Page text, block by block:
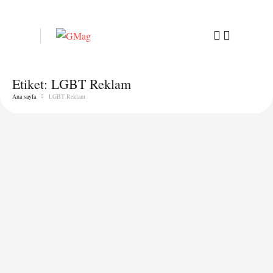
Etiket: LGBT Reklam
Ana sayfa LGBT Reklam